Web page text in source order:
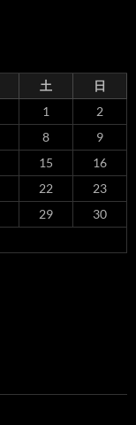
土
日
1
2
8
9
15
16
22
23
29
30